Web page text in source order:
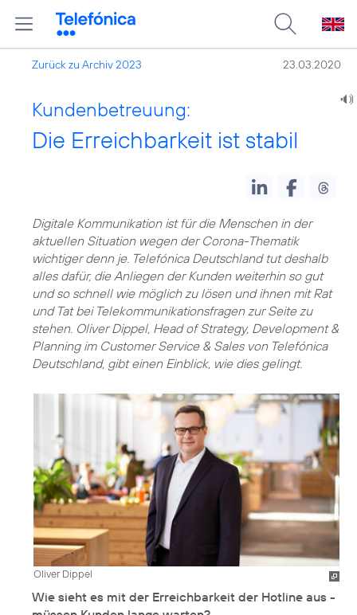
Zurück zu Archiv 2023 23.03.2020
Kundenbetreuung:
Die Erreichbarkeit ist stabil
Digitale Kommunikation ist für die Menschen in der
aktuellen Situation wegen der Corona-Thematik
wichtiger denn je. Telefónica Deutschland tut deshalb
alles dafür, die Anliegen der Kunden weiterhin so gut
und so schnell wie möglich zu lösen und ihnen mit Rat
und Tat bei Telekommunikationsfragen zur Seite zu
stehen. Oliver Dippel, Head of Strategy, Development &
Planning im Customer Service & Sales von Telefónica
Deutschland, gibt einen Einblick, wie dies gelingt.
Oliver Dippel
Wie sieht es mit der Erreichbarkeit der Hotline aus -